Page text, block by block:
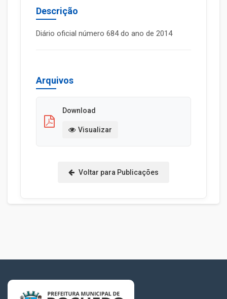
Descrição
Diário oficial número 684 do ano de 2014
Arquivos
Download
Visualizar
Voltar para Publicações